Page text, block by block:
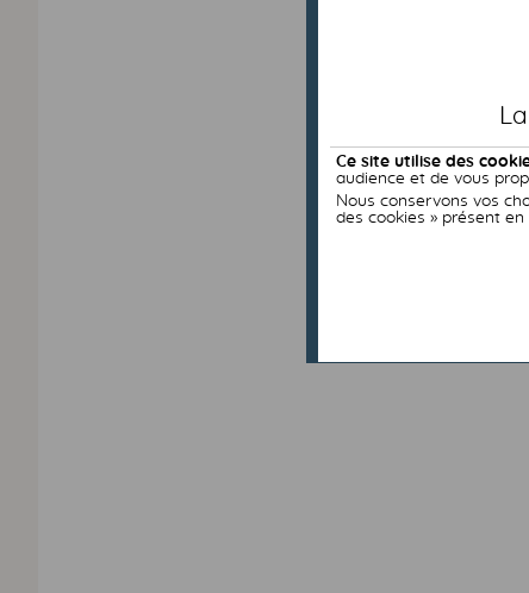
Ce site utilise des
audience et de vous
Nous conservons vos
des cookies » présent